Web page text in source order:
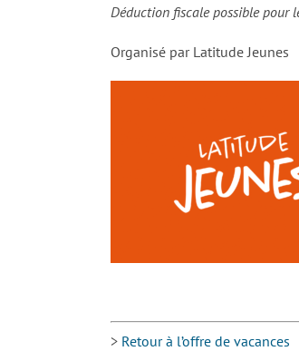
Déduction fiscale possible pour
Organisé par Latitude Jeunes
> Retour à l’offre de vacances